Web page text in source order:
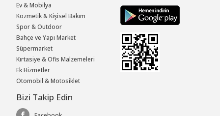
Ev & Mobilya
Kozmetik & Kişisel Bakım
Spor & Outdoor
Bahçe ve Yapı Market
Süpermarket
Kırtasiye & Ofis Malzemeleri
Ek Hizmetler
Otomobil & Motosiklet
Bizi Takip Edin